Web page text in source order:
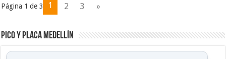
Página 1 de 3 1 2 3 »
Pico y placa Medellín